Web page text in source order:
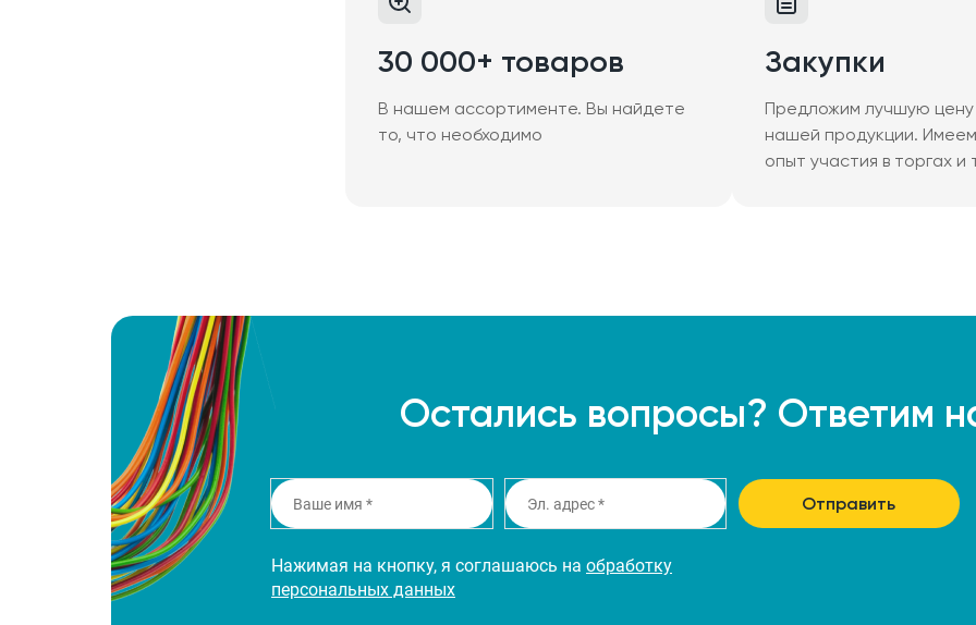
30 000+ товаров
В нашем ассортименте. Вы найдете
то, что необходимо
Закупки
Предложим лучшую цену
нашей продукции.
опыт участия в торгах и
Остались вопросы? Ответим
Отправить
Нажимая на кнопку, я соглашаюсь на обработку
персональных данных